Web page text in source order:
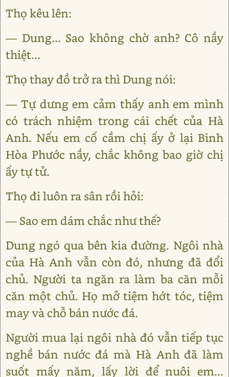
Thọ kêu lên:
— Dung... Sao không chờ anh? Cô nầy
thiệt...
Thọ thay đồ trở ra thì Dung nói:
— Tự dưng em cảm thấy anh em mình
có trách nhiệm trong cái chết của Hà
Anh. Nếu em cố cầm chị ấy ở lại Binh
Hòa Phước nầy, chắc không bao giờ chị
ấy tự tử.
Thọ đi luôn ra sân rồi hỏi:
— Sao em dám chắc như thế?
Dung ngó qua bên kia đường. Ngôi nhà
của Hà Anh vẫn còn đó, nhưng đã đổi
chủ. Người ta ngăn ra làm ba căn mỗi
căn một chủ. Họ mở tiệm hớt tóc, tiệm
may và chỗ bán nước đá.
Người mua lại ngôi nhà đó vẫn tiếp tục
nghề bán nước đá mà Hà Anh đã làm
suốt mấy năm, lấy lời để nuôi em...